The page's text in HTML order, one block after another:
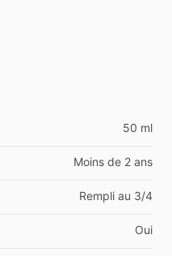
50 ml
Moins de 2 ans
Rempli au 3/4
Oui